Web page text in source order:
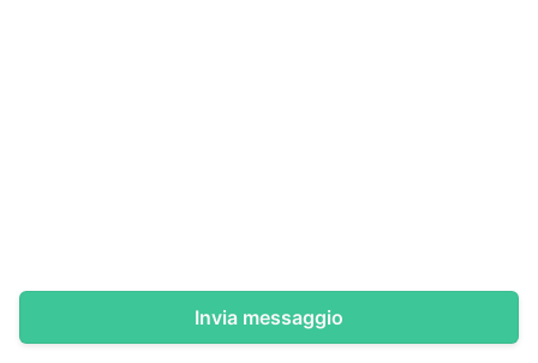
Invia messaggio